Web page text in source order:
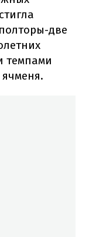
две
темпами